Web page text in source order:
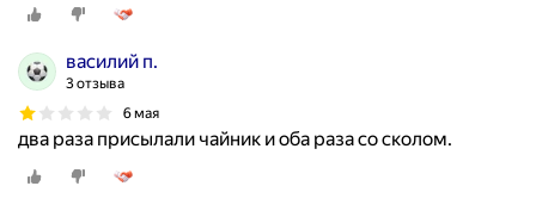
василий п.
3 отзыва
6 мая
два раза присылали чайник и оба раза со сколом.